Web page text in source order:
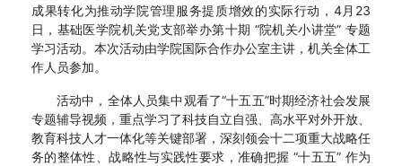
成果转化为推动学院管理服务提质增效的实际行动，4月23
日，基础医学院机关党支部举办第十期 “院机关小讲堂” 专题
学习活动。本次活动由学院国际合作办公室主讲，机关全体工
作人员参加。
活动中，全体人员集中观看了“十五五”时期经济社会发展
专题辅导视频，重点学习了科技自立自强、高水平对外开放、
教育科技人才一体化等关键部署，深刻领会十二项重大战略任
务的整体性、战略性与实践性要求，准确把握 “十五五” 作为